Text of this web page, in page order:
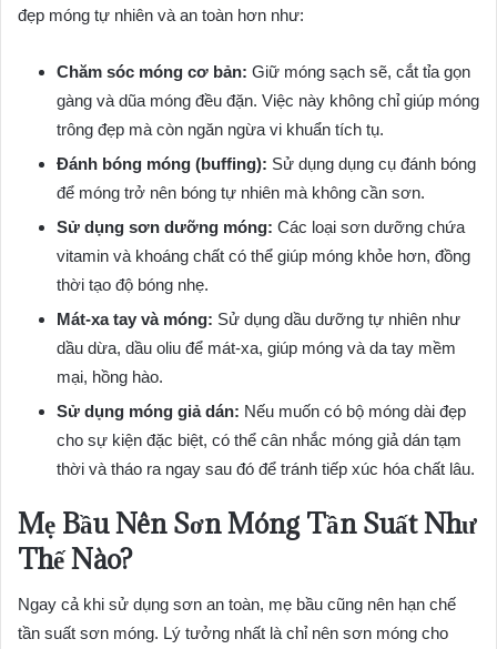
đẹp móng tự nhiên và an toàn hơn như:
Chăm sóc móng cơ bản: Giữ móng sạch sẽ, cắt tỉa gọn
gàng và dũa móng đều đặn. Việc này không chỉ giúp móng
trông đẹp mà còn ngăn ngừa vi khuẩn tích tụ.
Đánh bóng móng (buffing): Sử dụng dụng cụ đánh bóng
để móng trở nên bóng tự nhiên mà không cần sơn.
Sử dụng sơn dưỡng móng: Các loại sơn dưỡng chứa
vitamin và khoáng chất có thể giúp móng khỏe hơn, đồng
thời tạo độ bóng nhẹ.
Mát-xa tay và móng: Sử dụng dầu dưỡng tự nhiên như
dầu dừa, dầu oliu để mát-xa, giúp móng và da tay mềm
mại, hồng hào.
Sử dụng móng giả dán: Nếu muốn có bộ móng dài đẹp
cho sự kiện đặc biệt, có thể cân nhắc móng giả dán tạm
thời và tháo ra ngay sau đó để tránh tiếp xúc hóa chất lâu.
Mẹ Bầu Nên Sơn Móng Tần Suất Như
Thế Nào?
Ngay cả khi sử dụng sơn an toàn, mẹ bầu cũng nên hạn chế
tần suất sơn móng. Lý tưởng nhất là chỉ nên sơn móng cho